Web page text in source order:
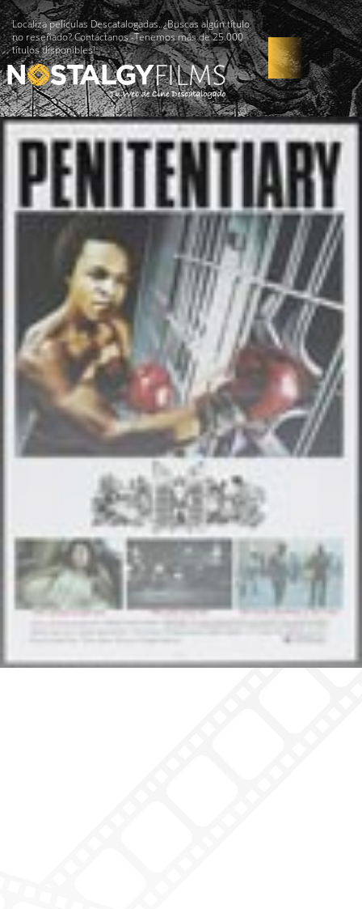
Localiza películas Descatalogadas. ¿Buscas algún título
no reseñado? Contáctanos -Tenemos más de 25.000
títulos disponibles!